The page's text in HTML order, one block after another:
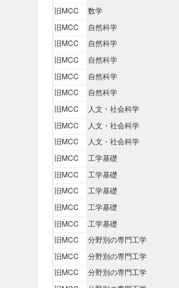
旧MCC
旧MCC
旧MCC
旧MCC
旧MCC
旧MCC
旧MCC
旧MCC
旧MCC
旧MCC
旧MCC
旧MCC
旧MCC
旧MCC
旧MCC
旧MCC
旧MCC
数学
自然科学
自然科学
自然科学
自然科学
自然科学
人文・社会科学
人文・社会科学
人文・社会科学
工学基礎
工学基礎
工学基礎
工学基礎
工学基礎
分野別の専門工学
分野別の専門工学
分野別の専門工学